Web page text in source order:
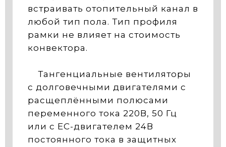
встраивать отопительный канал в
любой тип пола. Тип профиля
рамки не влияет на стоимость
конвектора.
Тангенциальные вентиляторы
с долговечными двигателями с
расщеплёнными полюсами
переменного тока 220В, 50 Гц
или с ЕС-двигателем 24В
постоянного тока в защитных